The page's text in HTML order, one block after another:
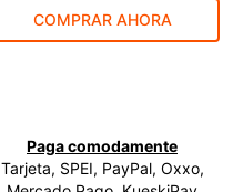
COMPRAR AHORA
Paga comodamente
Tarjeta, SPEI, PayPal, Oxxo,